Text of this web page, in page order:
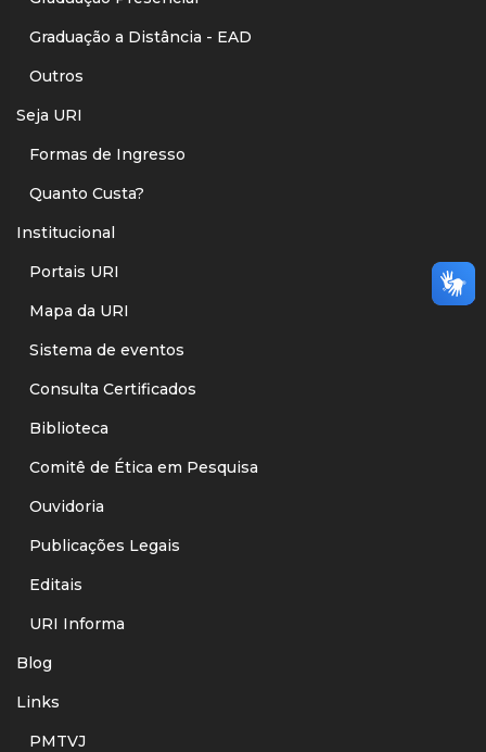
Graduação a Distância - EAD
Outros
Seja URI
Formas de Ingresso
Quanto Custa?
Institucional
Portais URI
Mapa da URI
Sistema de eventos
Consulta Certificados
Biblioteca
Comitê de Ética em Pesquisa
Ouvidoria
Publicações Legais
Editais
URI Informa
Blog
Links
PMTVJ